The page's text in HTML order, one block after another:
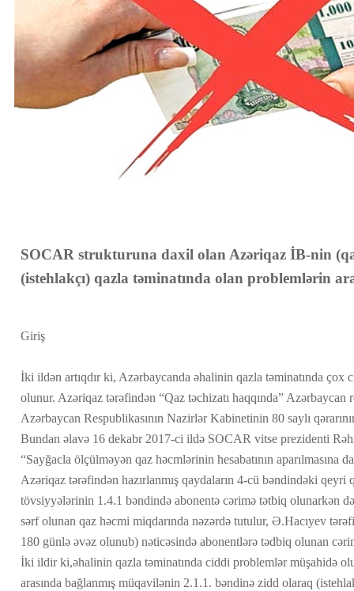
SOCAR strukturuna daxil olan Azəriqaz İB-nin
(istehlakçı) qazla təminatında olan problemlərin
Giriş
İki ildən artıqdır ki, Azərbaycanda əhalinin qazla təminatında çox
olunur. Azəriqaz tərəfindən “Qaz təchizatı haqqında” Azərbaycan
Azərbaycan Respublikasının Nazirlər Kabinetinin 80 saylı
Bundan əlavə 16 dekabr 2017-ci ildə SOCAR vitse prezidenti
“Sayğacla ölçülməyən qaz həcmlərinin hesabatının aparılmasına
Azəriqaz tərəfindən hazırlanmış qaydaların 4-cü bəndindəki
tövsiyyələrinin 1.4.1 bəndində abonentə cərimə tətbiq olunarkən
sərf olunan qaz həcmi miqdarında nəzərdə tutulur, Ə.Hacıyev
180 günlə əvəz olunub) nəticəsində abonentlərə tədbiq olunan
İki ildir ki,əhalinin qazla təminatında ciddi problemlər müşahidə
arasında bağlanmış müqavilənin 2.1.1. bəndinə zidd olaraq